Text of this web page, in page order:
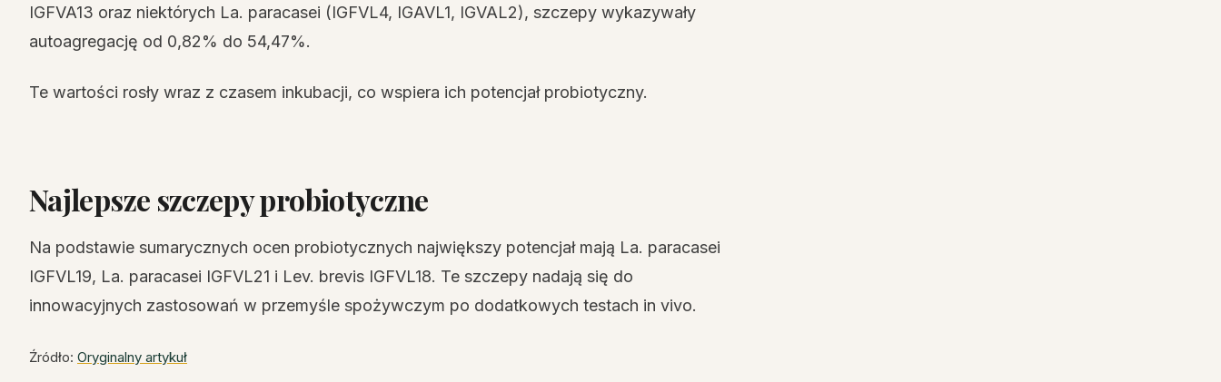
IGFVA13 oraz niektórych La. paracasei (IGFVL4, IGAVL1, IGVAL2), szczepy wykazywały
autoagregację od 0,82% do 54,47%.
Te wartości rosły wraz z czasem inkubacji, co wspiera ich potencjał probiotyczny.
Najlepsze szczepy probiotyczne
Na podstawie sumarycznych ocen probiotycznych największy potencjał mają La. paracasei
IGFVL19, La. paracasei IGFVL21 i Lev. brevis IGFVL18. Te szczepy nadają się do
innowacyjnych zastosowań w przemyśle spożywczym po dodatkowych testach in vivo.
Źródło: Oryginalny artykuł